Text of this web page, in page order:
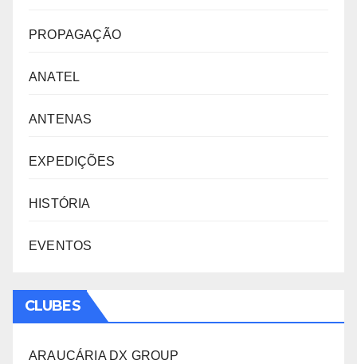
PROPAGAÇÃO
ANATEL
ANTENAS
EXPEDIÇÕES
HISTÓRIA
EVENTOS
CLUBES
ARAUCÁRIA DX GROUP